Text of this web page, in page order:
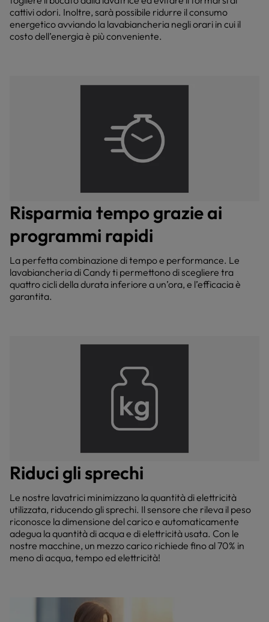
cattivi odori. Inoltre, sarà possibile ridurre il consumo
energetico avviando la lavabiancheria negli orari in cui il
costo dell’energia è più conveniente.
Risparmia tempo grazie ai
programmi rapidi
La perfetta combinazione di tempo e performance. Le
lavabiancheria di Candy ti permettono di scegliere tra
quattro cicli della durata inferiore a un’ora, e l’efficacia è
garantita.
Riduci gli sprechi
Le nostre lavatrici minimizzano la quantità di elettricità
utilizzata, riducendo gli sprechi. Il sensore che rileva il peso
riconosce la dimensione del carico e automaticamente
adegua la quantità di acqua e di elettricità usata. Con le
nostre macchine, un mezzo carico richiede fino al 70% in
meno di acqua, tempo ed elettricità!